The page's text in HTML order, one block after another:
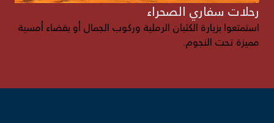
رحلات سفاري الصحراء
استمتعوا بزيارة الكثبان الرملية وركوب الجمال أو بقضاء أمسية
مميزة تحت النجوم.